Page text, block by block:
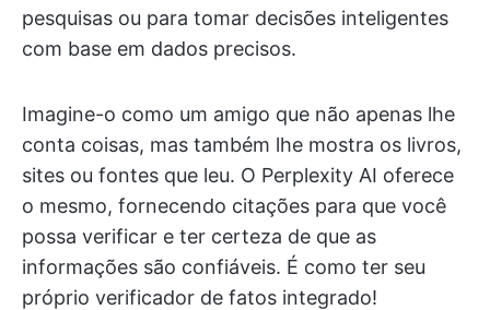
pesquisas ou para tomar decisões inteligentes
com base em dados precisos.
Imagine-o como um amigo que não apenas lhe
conta coisas, mas também lhe mostra os livros,
sites ou fontes que leu. O Perplexity AI oferece
o mesmo, fornecendo citações para que você
possa verificar e ter certeza de que as
informações são confiáveis. É como ter seu
próprio verificador de fatos integrado!